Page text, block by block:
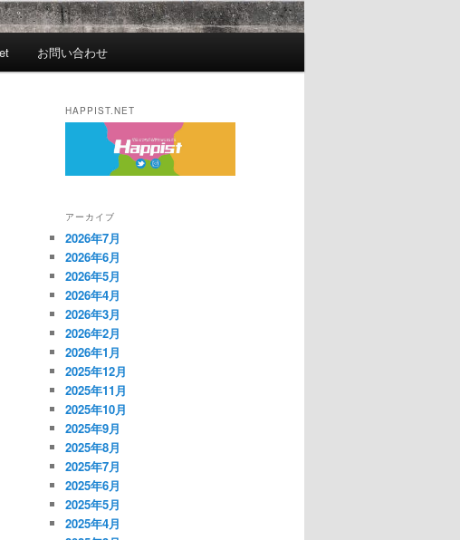
お問い合わせ
HAPPIST.NET
アーカイブ
2026年7月
2026年6月
2026年5月
2026年4月
2026年3月
2026年2月
2026年1月
2025年12月
2025年11月
2025年10月
2025年9月
2025年8月
2025年7月
2025年6月
2025年5月
2025年4月